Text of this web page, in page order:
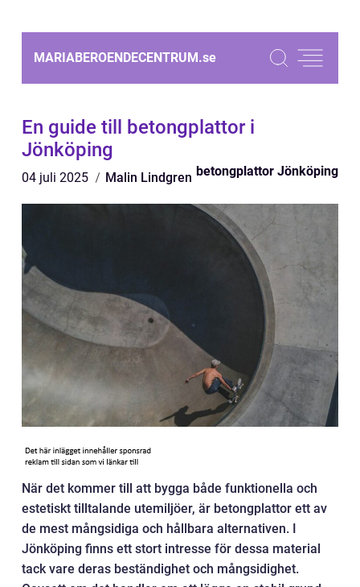
MARIABEROENDECENTRUM.se
En guide till betongplattor i
Jönköping
04 juli 2025 Malin Lindgren betongplattor Jönköping
När det kommer till att bygga både funktionella och
estetiskt tilltalande utemiljöer, är betongplattor ett av
de mest mångsidiga och hållbara alternativen. I
Jönköping finns ett stort intresse för dessa material
tack vare deras beständighet och mångsidighet.